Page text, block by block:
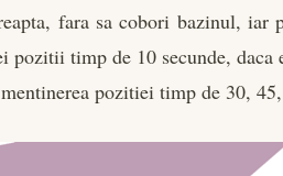
fara sa cobori bazinul, iar
pozitii timp de 10 secunde,
pozitiei timp de 30,